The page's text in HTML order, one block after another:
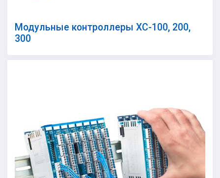
Модульные контроллеры XC-100, 200,
300